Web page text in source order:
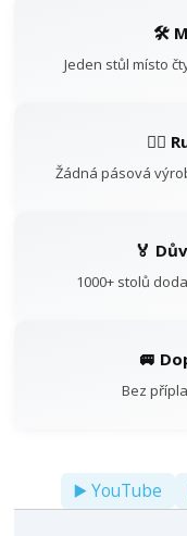
🛠️
Jeden stůl místo
👷‍♂️
Žádná pásová
🏅
1000+ stolů
🚐
Bez
▶️ YouTube